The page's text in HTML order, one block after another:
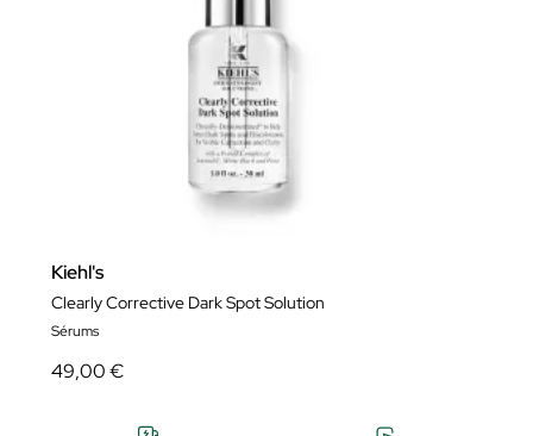
Kiehl's
Clearly Corrective Dark Spot Solution
Sérums
49,00 €